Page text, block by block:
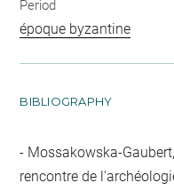
Period
époque byzantine
BIBLIOGRAPHY
Mossakowska-
rencontre de